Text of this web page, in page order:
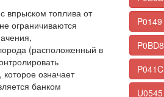
впрыском топлива от
ограничиваются
(расположенный в
означает
банком
P0149
P0BD8
P041C
U0545